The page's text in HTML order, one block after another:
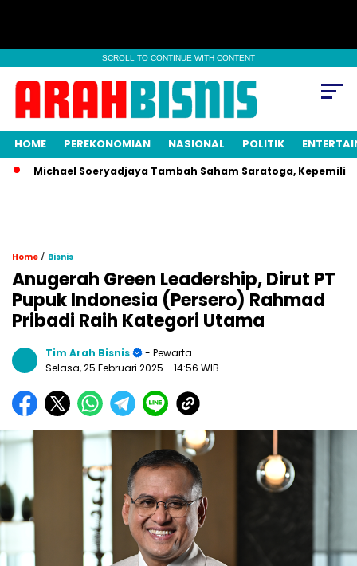
SCROLL TO CONTINUE WITH CONTENT
HOME PEREKONOMIAN NASIONAL POLITIK
Michael Soeryadjaya Tambah Saham Saratoga, Kepemilikan
Home / Bisnis
Anugerah Green Leadership, Dirut PT
Pupuk Indonesia (Persero) Rahmad
Pribadi Raih Kategori Utama
Tim Arah Bisnis
- Pewarta
Selasa, 25 Februari 2025 - 14:56 WIB